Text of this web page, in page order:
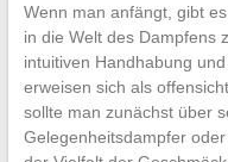
Wenn man anfängt, gibt
in die Welt des Dampfens
intuitiven Handhabung
erweisen sich als
sollte man zunächst über
Gelegenheitsdampfer